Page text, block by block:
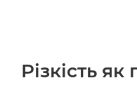
Різкість